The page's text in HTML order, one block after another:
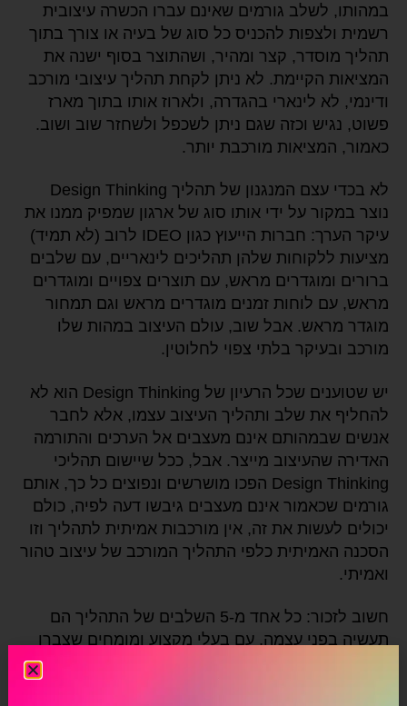
במהותו, לשלב גורמים שאינם עברו הכשרה עיצובית
רשמית ולצפות להכניס כל סוג של בעיה או צורך בתוך
תהליך מוסדר, קצר ומהיר, ושהתוצר בסוף ישנה את
המציאות הקיימת. לא ניתן לקחת תהליך עיצובי מורכב
ודינמי, לא לינארי בהגדרה, ולארוז אותו בתוך מארז
פשוט, נגיש וכזה שגם ניתן לשכפל ולשחזר שוב ושוב.
כאמור, המציאות מורכבת יותר.
לא בכדי עצם המנגנון של תהליך Design Thinking
נוצר במקור על ידי אותו סוג של ארגון שמפיק ממנו את
עיקר הערך: חברות הייעוץ כגון IDEO לרוב (לא תמיד)
מציעות ללקוחות שלהן תהליכים לינאריים, עם שלבים
ברורים ומוגדרים מראש, עם תוצרים צפויים ומוגדרים
מראש, עם לוחות זמנים מוגדרים מראש וגם תמחור
מוגדר מראש. אבל שוב, עולם העיצוב במהות שלו
מורכב ובעיקר בלתי צפוי לחלוטין.
יש שטוענים שכל הרעיון של Design Thinking הוא לא
להחליף את שלב ותהליך העיצוב עצמו, אלא לחבר
אנשים שבמהותם אינם מעצבים אל הערכים והתורמה
האדירה שהעיצוב מייצר. אבל, ככל שיישום תהליכי
Design Thinking הפכו מושרשים ונפוצים כל כך, אותם
גורמים שכאמור אינם מעצבים גיבשו דעה לפיה, כולם
יכולים לעשות את זה, אין מורכבות אמיתית לתהליך וזו
הסכנה האמיתית כלפי התהליך המורכב של עיצוב טהור
ואמיתי.
חשוב לזכור: כל אחד מ-5 השלבים של התהליך הם
תעשיה בפני עצמה, עם בעלי מקצוע ומומחים שצברו